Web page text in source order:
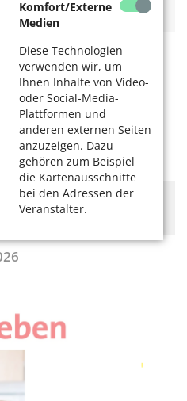
Komfort/Externe
Medien
Diese Technologien
verwenden wir, um
Ihnen Inhalte von Video-
oder Social-Media-
Plattformen und
anderen externen Seiten
anzuzeigen. Dazu
gehören zum Beispiel
die Kartenausschnitte
bei den Adressen der
Veranstalter.
Fahrradeinstellung
Mobilität , Rad fahren
mit der wir uns
Sie dieCookie-Meldung